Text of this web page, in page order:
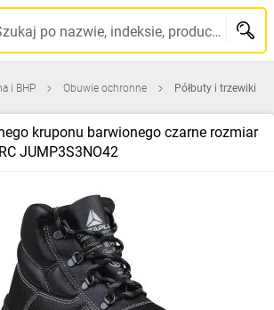
Szukaj po nazwie, indeksie, producencie, kodzie kreskowym...
i BHP Obuwie ochronne Półbuty i trzewiki
kruponu barwionego czarne rozmiar
JUMP3S3NO42